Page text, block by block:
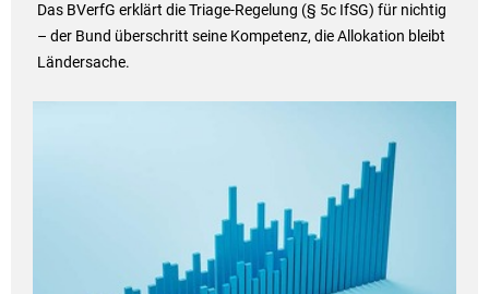
Das BVerfG erklärt die Triage-Regelung (§ 5c IfSG) für nichtig
– der Bund überschritt seine Kompetenz, die Allokation bleibt
Ländersache.